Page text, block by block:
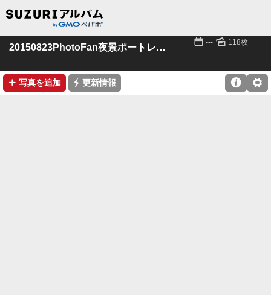
20150823PhotoFan夜景ポートレート 📅 --- 🌄 118枚
➕ 写真を追加 ⚡ 更新情報 ⚙
